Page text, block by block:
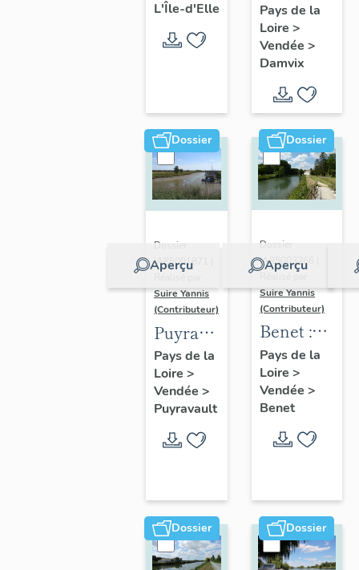
de L'Île-
L'Île-d'Elle
objets
mobiliers
de
de
Damvix
paroissiale
Saint-Guy
de Damvix
Pays de la
Loire >
Vendée >
Damvix
Dossier
Aperçu
Dossier
IA85001871 |
Suire Yannis
(Contributeur)
Puyravault
:
présentation
de la
commune
Pays de la
Loire >
Vendée >
Puyravault
Dossier
Aperçu
Dossier
IA85003266 |
Suire Yannis
(Contributeur)
Benet :
présentation
de la
commune
Pays de la
Loire >
Vendée >
Benet
Dossier Dossier